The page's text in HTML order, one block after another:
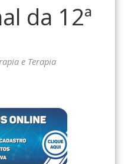
da 12ª
e Terapia